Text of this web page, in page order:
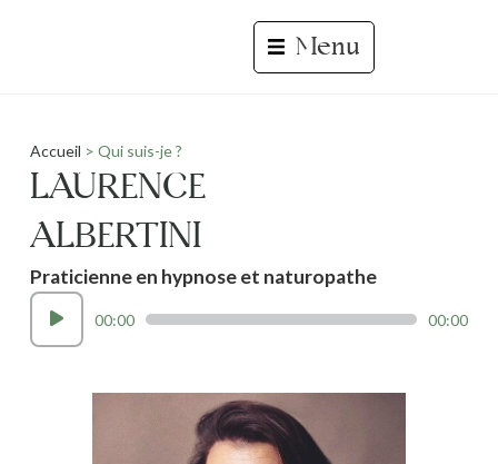
Menu
Accueil > Qui suis-je ?
LAURENCE
ALBERTINI
Praticienne en hypnose et naturopathe
Lecteur
audio
00:00 00:00